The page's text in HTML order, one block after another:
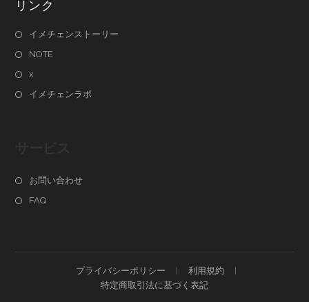
リンク
イメチェンストーリー
NOTE
x
イメチェンラボ
お問い合わせ
FAQ
プライバシーポリシー
利用規約
特定商取引法に基づく表記